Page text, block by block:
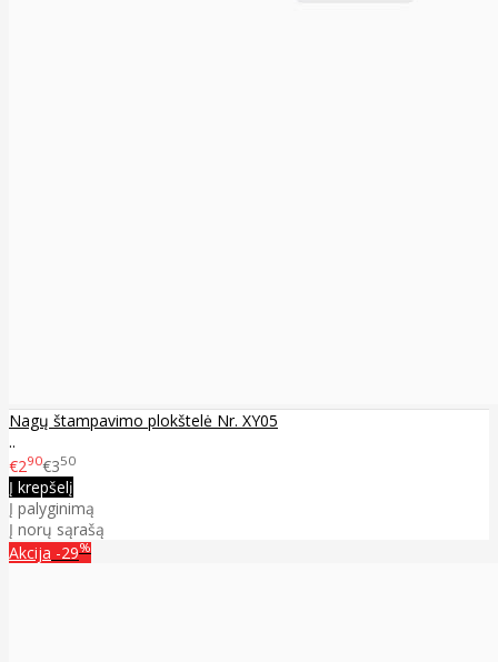
Nagų štampavimo plokštelė Nr. XY05
..
€290€350
Į krepšelį
Į palyginimą
Į norų sąrašą
Akcija -29%